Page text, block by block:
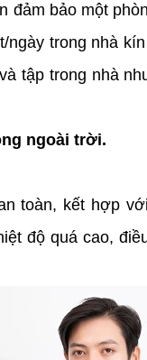
bảo một
trong nhà
tập trong nhà
ngoài trời.
toàn, kết hợp
độ quá cao,